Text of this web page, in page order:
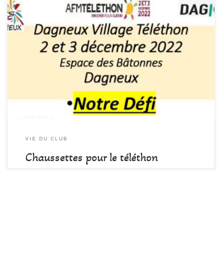
A l’occasion du téléthon, le comité des fêtes organisera un « défi
chaussettes orphelines ou trouées mais « Propres» »
VIE DU CLUB
Chaussettes pour le téléthon